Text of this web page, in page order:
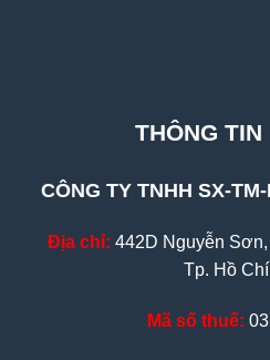
THÔNG TIN
CÔNG TY TNHH SX-
Địa chỉ: 442D Nguyễn
Tp. Hồ
Mã số thuế: